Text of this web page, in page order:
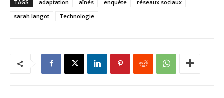
TAGS adaptation aînés enquête
réseaux sociaux
sarah langot
Technologie